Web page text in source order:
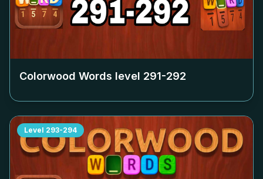
Colorwood Words level 291-292
Level 293-294